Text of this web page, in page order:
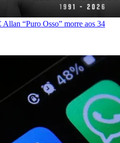
“Puro Osso” morre aos 34